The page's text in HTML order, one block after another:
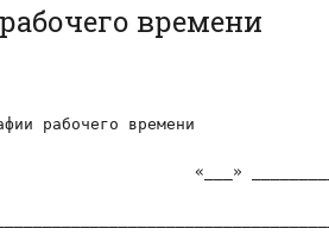
времени
рабочего времени
«___»